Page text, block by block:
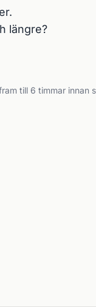
längre?
till 6 timmar